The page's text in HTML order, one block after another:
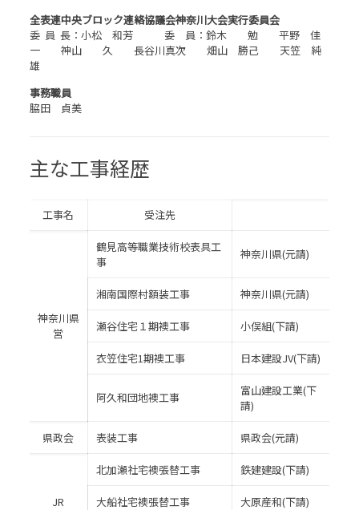
全表連中央ブロック連絡協議会神奈川大会実行委員会
委 員 長：小松 和芳 委 員：鈴木 勉 平野 佳
一 神山 久 長谷川真次 畑山 勝己 天笠 純
雄
事務職員
脇田 貞美
主な工事経歴
工事名 受注先
神奈川県
営
鶴見高等職業技術校表具工
事
神奈川県(元請)
湘南国際村額装工事 神奈川県(元請)
瀬谷住宅１期襖工事 小俣組(下請)
衣笠住宅1期襖工事 日本建設JV(下請)
阿久和団地襖工事
富山建設工業(下
請)
県政会 表装工事 県政会(元請)
JR
北加瀬社宅襖張替工事 鉄建建設(下請)
大船社宅襖張替工事 大原産和(下請)